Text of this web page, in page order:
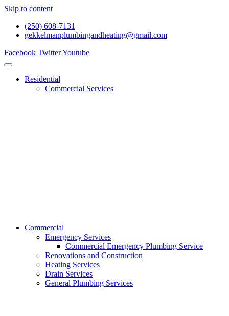
Skip to content
(250) 608-7131
gekkelmanplumbingandheating@gmail.com
Facebook TwitterYoutube
Residential
Commercial Services
Commercial
Emergency Services
Commercial Emergency Plumbing Service
Renovations and Construction
Heating Services
Drain Services
General Plumbing Services